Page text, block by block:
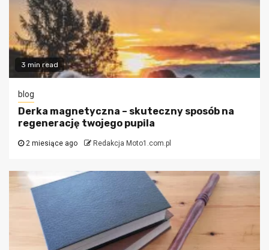
3 min read
blog
Derka magnetyczna – skuteczny sposób na
regenerację twojego pupila
2 miesiące ago Redakcja Moto1.com.pl